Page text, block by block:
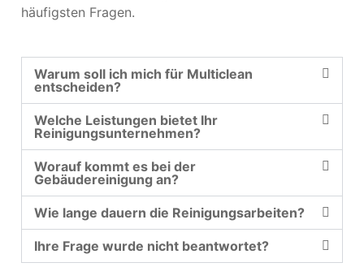
häufigsten Fragen.
Warum soll ich mich für Multiclean
entscheiden?
Welche Leistungen bietet Ihr
Reinigungsunternehmen?
Worauf kommt es bei der
Gebäudereinigung an?
Wie lange dauern die Reinigungsarbeiten?
Ihre Frage wurde nicht beantwortet?